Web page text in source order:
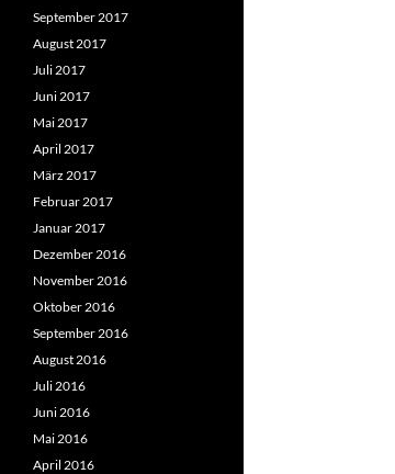
September 2017
August 2017
Juli 2017
Juni 2017
Mai 2017
April 2017
März 2017
Februar 2017
Januar 2017
Dezember 2016
November 2016
Oktober 2016
September 2016
August 2016
Juli 2016
Juni 2016
Mai 2016
April 2016